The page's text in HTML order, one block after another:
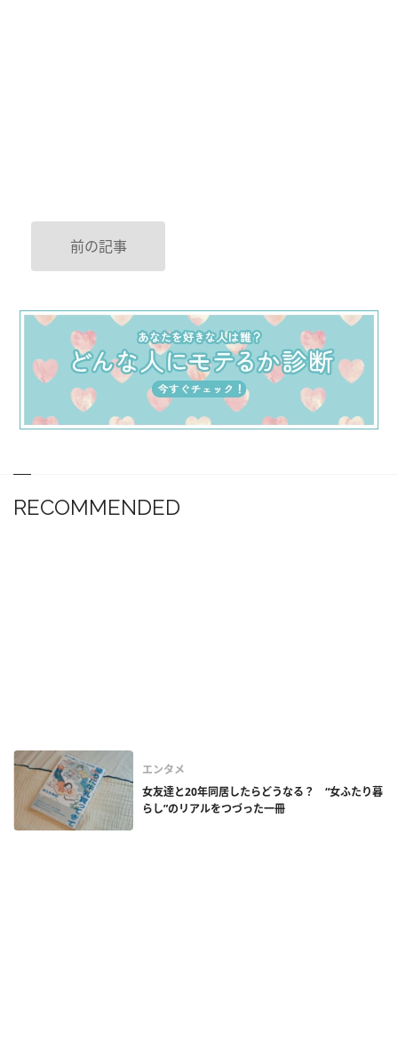
前の記事
RECOMMENDED
エンタメ
女友達と20年同居したらどうなる？ “女ふたり暮
らし”のリアルをつづった一冊